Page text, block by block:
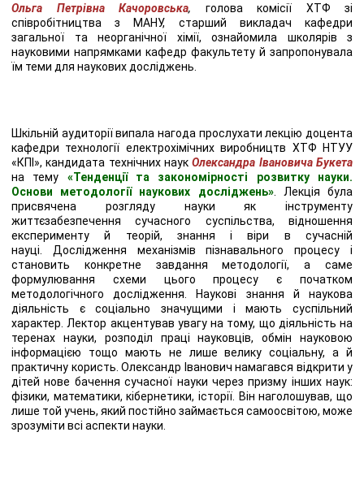
Ольга Петрівна Качоровська, голова комісії ХТФ зі
співробітництва з МАНУ, старший викладач кафедри
загальної та неорганічної хімії, ознайомила школярів з
науковими напрямками кафедр факультету й запропонувала
їм теми для наукових досліджень.
Шкільній аудиторії випала нагода прослухати лекцію доцента
кафедри технології електрохімічних виробництв ХТФ НТУУ
«КПІ», кандидата технічних наукОлександра Івановича Букета
на тему «Тенденції та закономірності розвитку науки.
Основи методології наукових досліджень». Лекція була
присвячена розгляду науки як інструменту
життєзабезпечення сучасного суспільства, відношення
експерименту й теорій, знання і віри в сучасній
науці. Дослідження механізмів пізнавального процесу і
становить конкретне завдання методології, а саме
формулювання схеми цього процесу є початком
методологічного дослідження. Наукові знання й наукова
діяльність є соціально значущими і мають суспільний
характер. Лектор акцентував увагу на тому, що діяльність на
теренах науки, розподіл праці науковців, обмін науковою
інформацією тощо мають не лише велику соціальну, а й
практичну користь. Олександр Іванович намагався відкрити у
дітей нове бачення сучасної науки через призму інших наук:
фізики, математики, кібернетики, історії. Він наголошував, що
лише той учень, який постійно займається самоосвітою, може
зрозуміти всі аспекти науки.